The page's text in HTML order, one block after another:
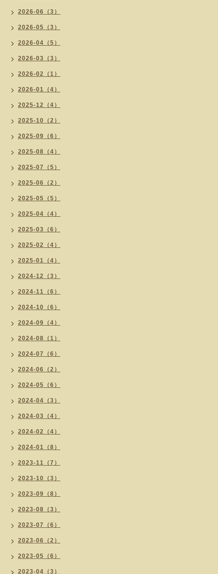
2026-06（3）
2026-05（3）
2026-04（5）
2026-03（3）
2026-02（1）
2026-01（4）
2025-12（4）
2025-10（2）
2025-09（6）
2025-08（4）
2025-07（5）
2025-06（2）
2025-05（5）
2025-04（4）
2025-03（6）
2025-02（4）
2025-01（4）
2024-12（3）
2024-11（6）
2024-10（6）
2024-09（4）
2024-08（1）
2024-07（6）
2024-06（2）
2024-05（6）
2024-04（3）
2024-03（4）
2024-02（4）
2024-01（8）
2023-11（7）
2023-10（3）
2023-09（8）
2023-08（3）
2023-07（6）
2023-06（2）
2023-05（6）
2023-04（3）